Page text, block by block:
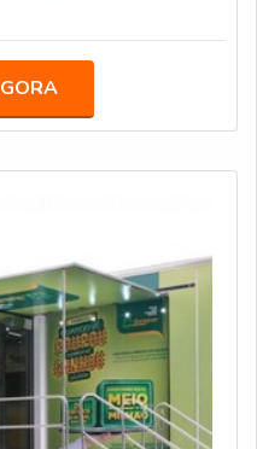
Presidente Dutra, no
JÁ VÊM
mercado, a empresa